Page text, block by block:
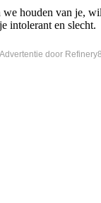
we houden van je,
intolerant en slecht.
door